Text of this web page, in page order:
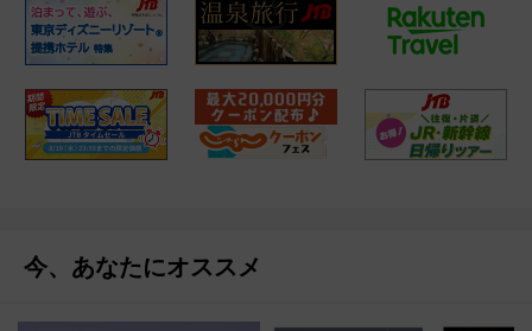
今、あなたにオススメ